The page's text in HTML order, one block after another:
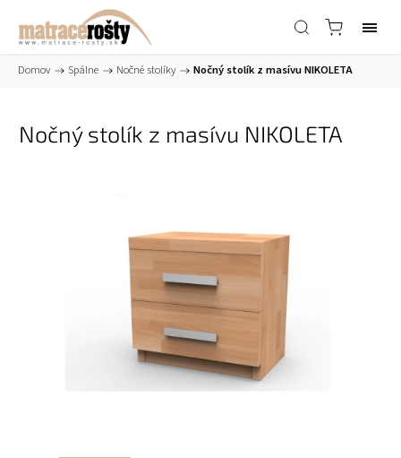
Domov / Spálne / Nočné stolíky / Nočný stolík z masívu NIKOLETA
Nočný stolík z masívu NIKOLETA